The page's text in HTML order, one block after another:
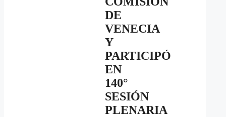
DE
VENECIA
Y
PARTICIPÓ
EN
140°
SESIÓN
PLENARIA